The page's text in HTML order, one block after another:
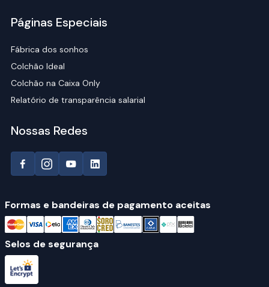
Páginas Especiais
Fábrica dos sonhos
Colchão Ideal
Colchão na Caixa Only
Relatório de transparência salarial
Nossas Redes
Formas e bandeiras de pagamento aceitas
Selos de segurança